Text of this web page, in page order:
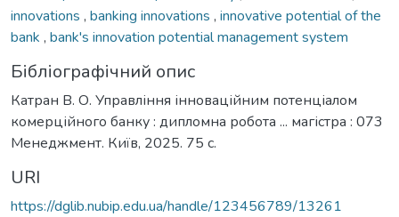
innovations , banking innovations , innovative potential of the
bank , bank's innovation potential management system
Бібліографічний опис
Катран В. О. Управління інноваційним потенціалом
комерційного банку : дипломна робота ... магістра : 073
Менеджмент. Київ, 2025. 75 с.
URI
https://dglib.nubip.edu.ua/handle/123456789/13261